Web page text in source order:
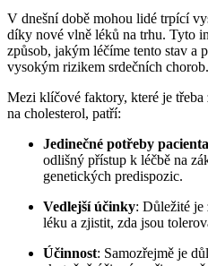
V dnešní době mohou lidé trpící
díky nové vlně léků na trhu. Tyto
způsob, jakým léčíme tento stav a
vysokým rizikem srdečních chorob.
Mezi klíčové faktory, které je
na cholesterol, patří:
Jedinečné potřeby pacienta
odlišný přístup k léčbě na
genetických predispozic.
Vedlejší účinky: Důležité
léku a zjistit, zda jsou
Účinnost: Samozřejmě je